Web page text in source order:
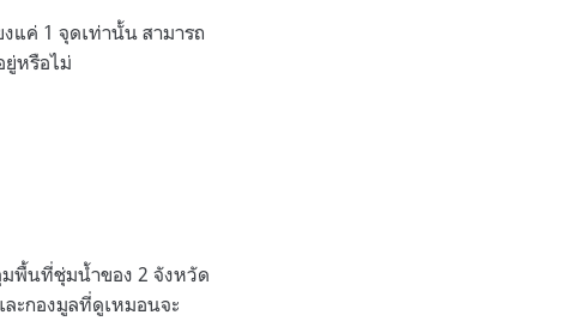
แค่ 1 จุดเท่านั้น สามารถ
หรือไม่
มพื้นที่ชุ่มน้ำของ 2 จังหวัด
ะกองมูลที่ดูเหมอนจะ